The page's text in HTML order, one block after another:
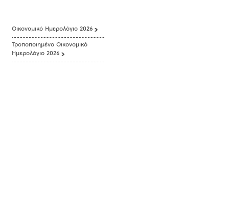
Οικονομικό Ημερολόγιο 2026
Τροποποιημένο Οικονομικό
Ημερολόγιο 2026